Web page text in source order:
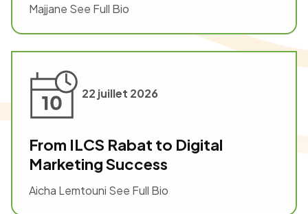
Majjane See Full Bio
22 juillet 2026
From ILCS Rabat to Digital
Marketing Success
Aicha Lemtouni See Full Bio